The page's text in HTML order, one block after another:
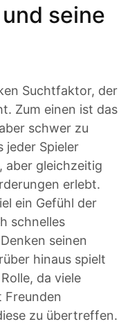
seine
Suchtfaktor, der
Zum einen ist das
schwer zu
jeder Spieler
aber gleichzeitig
erlebt.
ein Gefühl der
schnelles
seinen
hinaus spielt
da viele
Freunden
zu übertreffen.